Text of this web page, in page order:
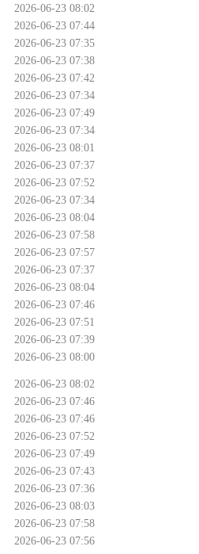
2026-06-23 08:02
2026-06-23 07:44
2026-06-23 07:35
2026-06-23 07:38
2026-06-23 07:42
2026-06-23 07:34
2026-06-23 07:49
2026-06-23 07:34
2026-06-23 08:01
2026-06-23 07:37
2026-06-23 07:52
2026-06-23 07:34
2026-06-23 08:04
2026-06-23 07:58
2026-06-23 07:57
2026-06-23 07:37
2026-06-23 08:04
2026-06-23 07:46
2026-06-23 07:51
2026-06-23 07:39
2026-06-23 08:00
2026-06-23 08:02
2026-06-23 07:46
2026-06-23 07:46
2026-06-23 07:52
2026-06-23 07:49
2026-06-23 07:43
2026-06-23 07:36
2026-06-23 08:03
2026-06-23 07:58
2026-06-23 07:56